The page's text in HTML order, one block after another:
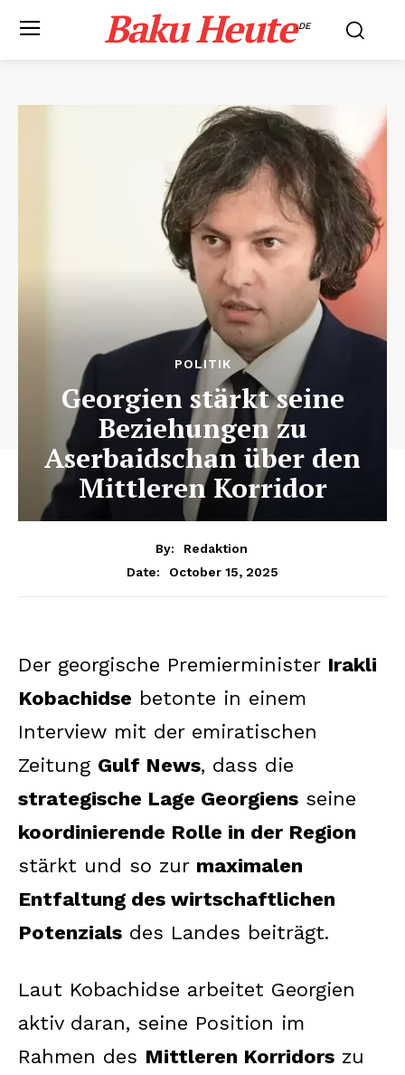
Baku Heute.DE
POLITIK
Georgien stärkt seine
Beziehungen zu
Aserbaidschan über den
Mittleren Korridor
By:
Redaktion
Date:
October 15, 2025
Der georgische Premierminister Irakli
Kobachidse betonte in einem
Interview mit der emiratischen
Zeitung Gulf News, dass die
strategische Lage Georgiens seine
koordinierende Rolle in der Region
stärkt und so zur maximalen
Entfaltung des wirtschaftlichen
Potenzials des Landes beiträgt.
Laut Kobachidse arbeitet Georgien
aktiv daran, seine Position im
Rahmen des Mittleren Korridors zu